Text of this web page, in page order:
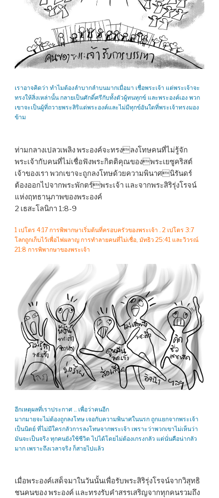
เราอาจคิดว่า ทำไมต้องลำบากลำบนมากเมื่อมา เชื่อพระเจ้า แต่พระเจ้าจะ
ทรงให้สิ่งเหล่านั้น กลายเป็นศักดิ์ศรีกับทั้งตัวผู้ทนทุกข์ และพระองค์เอง พวก
เขาจะเป็นผู้ที่ถวายพระสิริแด่พระองค์และไม่มีทุกข์อันใดที่พระเจ้าทรงมอง
ข้าม
ท่ามกลางเปลวเพลิง พระองค์จะทรงลงโทษคนที่ไม่รู้จัก
พระเจ้ากับคนที่ไม่เชื่อฟังพระกิตติคุณของพระเยซูคริสต์
เจ้าของเรา พวกเขาจะถูกลงโทษด้วยความพินาศนิรันดร์
ต้องออกไปจากพระพักตร์พระเจ้า และจากพระสิริรุ่งโรจน์
แห่งฤทธานุภาพของพระองค์
2 เธสะโลนิกา 1:8-9
1 เปโตร 4:17 การพิพากษาเริ่มต้นที่ครอบครัวของพระเจ้า . 2 เปโตร 3:7
โลกถูกเก็บไว้เพื่อไฟผลาญ การทำลายคนที่ไม่เชื่อ, มัทธิว 25:41 และวิวรณ์
21:8 การพิพากษาของพระเจ้า
อีกเหตุผลที่เราประกาศ .. เพื่อว่าคนอีก
มากมายจะไม่ต้องถูกลงโทษ เจอกับความพินาศในนรก ถูกแยกจากพระเจ้า
เป็นนิตย์ ที่ไม่มีใครกลัวการลงโทษจากพระเจ้า เพราะว่าพวกเขาไม่เห็นว่า
มันจะเป็นจริง ทุกคนยังใช้ชีวิต ไปได้โดยไม่ต้องเกรงกลัว แต่นั่นคือน่ากลัว
มาก เพราะถึงเวลาจริง ก็สายไปแล้ว
เมื่อพระองค์เสด็จมาในวันนั้นเพื่อรับพระสิริรุ่งโรจน์จากวิสุทธิ
ชนคนของ พระองค์ และทรงรับคำสรรเสริญจากทุกคนรวมถึง